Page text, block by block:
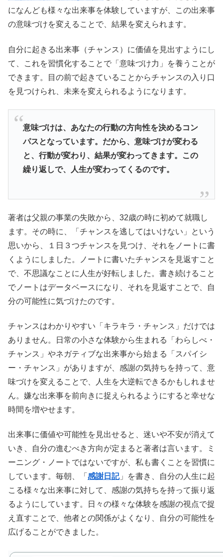
になんども様々な出来事を体験していますが、この出来事
の意味づけを変えることで、結果を変えられます。
自分に起きる出来事（チャンス）に価値を見出すようにし
て、これを習慣化することで「意味づけ力」を養うことが
できます。目の前で起きていることからチャンスの入り口
を見つけられ、未来を変えられるようになります。
意味づけは、あなたの行動の方向性を決めるコン
パスとなっています。だから、意味づけが変わる
と、行動が変わり、結果が変わってきます。この
繰り返しで、人生が変わってくるのです。
著者は父親の事業の失敗から、32歳の時に初めて就職し
ます。その時に、「チャンスを逃してはいけない」という
思いから、１日３つチャンスを見つけ、それをノートに書
くようにしました。ノートに書いたチャンスを見返すこと
で、不思議なことに人生が好転しました。書き続けること
でノートはデータベースになり、それを見返すことで、自
分の可能性に気づけたのです。
チャンスはわかりやすい「キラキラ・チャンス」だけでは
ありません。日常の小さな体験から生まれる「わらしべ・
チャンス」やネガティブな出来事から始まる「スパイシ
ー・チャンス」がありますが、感謝の気持ちを持って、意
味づけを変えることで、人生を大逆転できるかもしれませ
ん。嫌な出来事を前向きに捉えられるようにすると幸せな
時間を増やせます。
出来事に価値や可能性を見出せると、迷いや不安が消えて
いき、自分の進むべき方向が定まると著者は言います。ミ
ーニング・ノートではないですが、私も書くことを習慣に
しています。毎朝、「 感謝日記」を書き、自分の人生に起
こる様々な出来事に対して、感謝の気持ちを持って振り返
るようにしています。日々の様々な体験を感謝の視点で捉
え直すことで、他者との関係がよくなり、自分の可能性を
広げることができました。